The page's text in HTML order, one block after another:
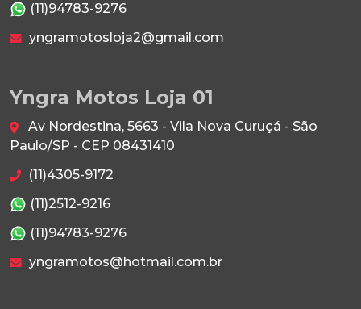
(11)94783-9276
yngramotosloja2@gmail.com
Yngra Motos Loja 01
Av Nordestina, 5663 - Vila Nova Curuçá - São
Paulo/SP - CEP 08431410
(11)4305-9172
(11)2512-9216
(11)94783-9276
yngramotos@hotmail.com.br